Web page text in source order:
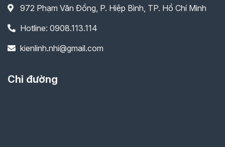
972 Phạm Văn Đồng, P. Hiệp Bình, TP. Hồ Chí Minh
Hotline: 0908.113.114
kienlinh.nhi@gmail.com
Chỉ đường